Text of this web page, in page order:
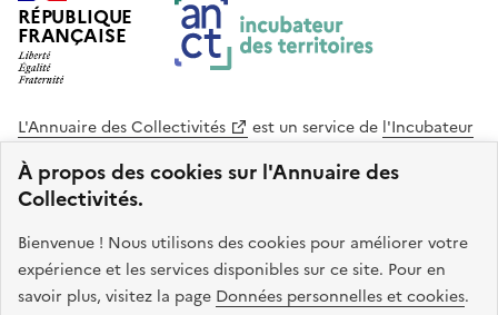
À propos des cookies sur l'Annuaire des
Collectivités.
Bienvenue ! Nous utilisons des cookies pour améliorer votre
expérience et les services disponibles sur ce site. Pour en
savoir plus, visitez la page Données personnelles et cookies.
RÉPUBLIQUE
FRANÇAISE
L'Annuaire des Collectivités est un service de l'Incubateur
des Territoires
Cohésion des Territoires
. Le code source de ce site web
est disponible en licence libre. Le design de ce site est conçu
avec le système de design de l’État.
legifrance.gouv.fr
info.gouv.fr